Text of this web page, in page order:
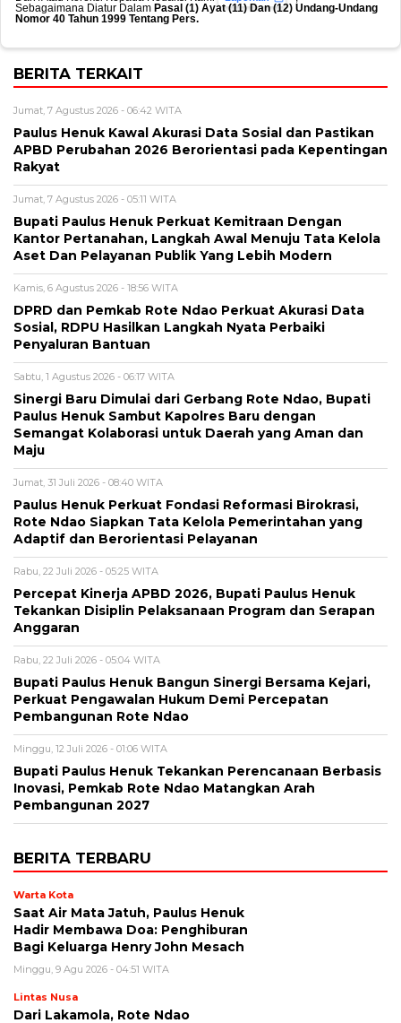
Sebagaimana Diatur Dalam Pasal (1) Ayat (11) Dan (12) Undang-Undang
Nomor 40 Tahun 1999 Tentang Pers.
BERITA TERKAIT
Jumat, 7 Agustus 2026 - 06:42 WITA
Paulus Henuk Kawal Akurasi Data Sosial dan Pastikan
APBD Perubahan 2026 Berorientasi pada Kepentingan
Rakyat
Jumat, 7 Agustus 2026 - 05:11 WITA
Bupati Paulus Henuk Perkuat Kemitraan Dengan
Kantor Pertanahan, Langkah Awal Menuju Tata Kelola
Aset Dan Pelayanan Publik Yang Lebih Modern
Kamis, 6 Agustus 2026 - 18:56 WITA
DPRD dan Pemkab Rote Ndao Perkuat Akurasi Data
Sosial, RDPU Hasilkan Langkah Nyata Perbaiki
Penyaluran Bantuan
Sabtu, 1 Agustus 2026 - 06:17 WITA
Sinergi Baru Dimulai dari Gerbang Rote Ndao, Bupati
Paulus Henuk Sambut Kapolres Baru dengan
Semangat Kolaborasi untuk Daerah yang Aman dan
Maju
Jumat, 31 Juli 2026 - 08:40 WITA
Paulus Henuk Perkuat Fondasi Reformasi Birokrasi,
Rote Ndao Siapkan Tata Kelola Pemerintahan yang
Adaptif dan Berorientasi Pelayanan
Rabu, 22 Juli 2026 - 05:25 WITA
Percepat Kinerja APBD 2026, Bupati Paulus Henuk
Tekankan Disiplin Pelaksanaan Program dan Serapan
Anggaran
Rabu, 22 Juli 2026 - 05:04 WITA
Bupati Paulus Henuk Bangun Sinergi Bersama Kejari,
Perkuat Pengawalan Hukum Demi Percepatan
Pembangunan Rote Ndao
Minggu, 12 Juli 2026 - 01:06 WITA
Bupati Paulus Henuk Tekankan Perencanaan Berbasis
Inovasi, Pemkab Rote Ndao Matangkan Arah
Pembangunan 2027
BERITA TERBARU
Warta Kota
Saat Air Mata Jatuh, Paulus Henuk
Hadir Membawa Doa: Penghiburan
Bagi Keluarga Henry John Mesach
Minggu, 9 Agu 2026 - 04:51 WITA
Lintas Nusa
Dari Lakamola, Rote Ndao